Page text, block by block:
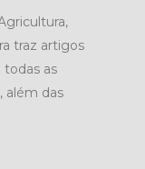
traz artigos
as
além das